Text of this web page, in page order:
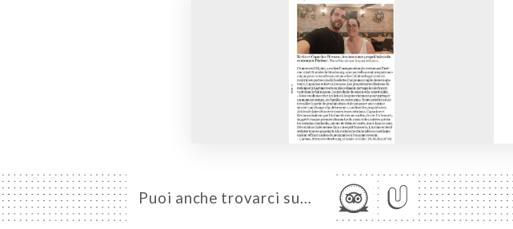
Puoi anche trovarci su…